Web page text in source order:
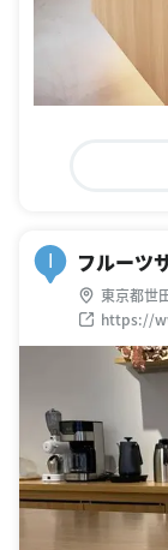
I フルーツ
東京都世
https://